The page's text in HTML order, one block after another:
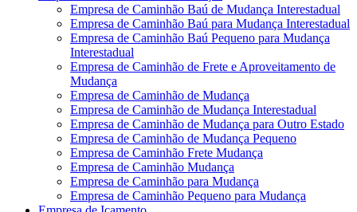
Empresa de Caminhão Baú de Mudança Interestadual
Empresa de Caminhão Baú para Mudança Interestadual
Empresa de Caminhão Baú Pequeno para Mudança
Interestadual
Empresa de Caminhão de Frete e Aproveitamento de
Mudança
Empresa de Caminhão de Mudança
Empresa de Caminhão de Mudança Interestadual
Empresa de Caminhão de Mudança para Outro Estado
Empresa de Caminhão de Mudança Pequeno
Empresa de Caminhão Frete Mudança
Empresa de Caminhão Mudança
Empresa de Caminhão para Mudança
Empresa de Caminhão Pequeno para Mudança